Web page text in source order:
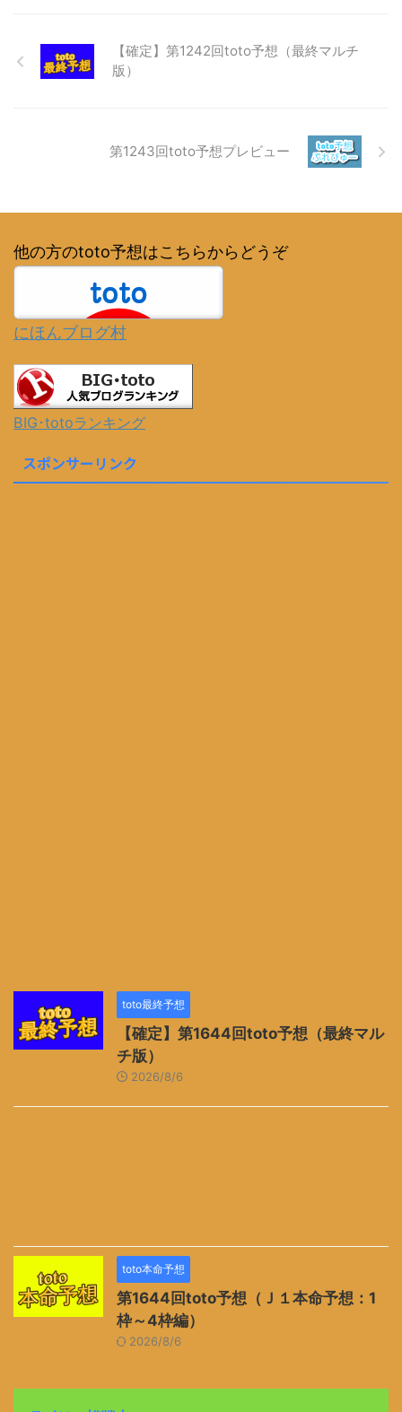
【確定】第1242回toto予想（最終マルチ
版）
第1243回toto予想プレビュー
他の方のtoto予想はこちらからどうぞ
にほんブログ村
BIG･totoランキング
スポンサーリンク
toto最終予想
【確定】第1644回toto予想（最終マル
チ版）
2026/8/6
toto本命予想
第1644回toto予想（Ｊ１本命予想：1
枠～4枠編）
2026/8/6